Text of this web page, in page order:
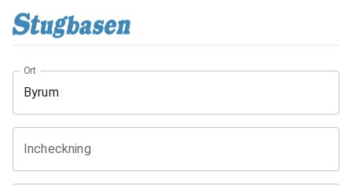
Ort
Incheckning